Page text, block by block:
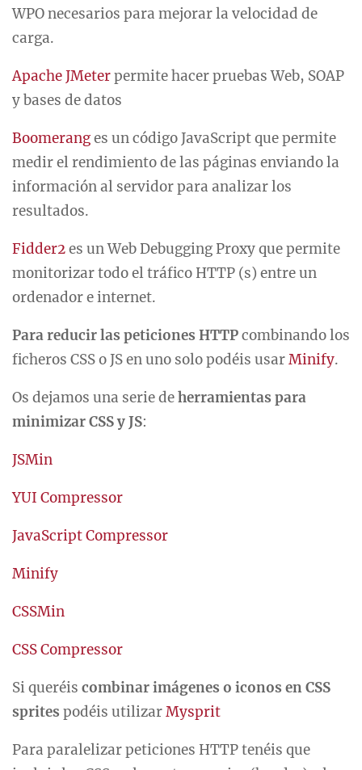
WPO necesarios para mejorar la velocidad de
carga.
Apache JMeterpermite hacer pruebas Web, SOAP
y bases de datos
Boomeranges un código JavaScript que permite
medir el rendimiento de las páginas enviando la
información al servidor para analizar los
resultados.
Fidder2es un Web Debugging Proxy que permite
monitorizar todo el tráfico HTTP (s) entre un
ordenador e internet.
Para reducir las peticiones HTTPcombinando los
ficheros CSS o JS en uno solo podéis usarMinify.
Os dejamos una serie deherramientas para
minimizar CSS y JS:
JSMin
YUI Compressor
JavaScript Compressor
Minify
CSSMin
CSS Compressor
Si queréis combinar imágenes o iconos en CSS
sprites podéis utilizarMysprit
Para paralelizar peticiones HTTP tenéis que